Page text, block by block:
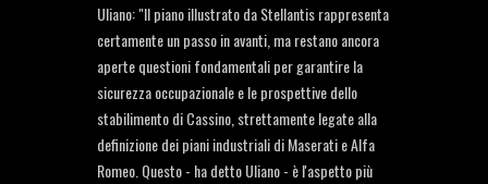
Uliano: "Il piano illustrato da Stellantis rappresenta
certamente un passo in avanti, ma restano ancora
aperte questioni fondamentali per garantire la
sicurezza occupazionale e le prospettive dello
stabilimento di Cassino, strettamente legate alla
definizione dei piani industriali di Maserati e Alfa
Romeo. Questo - ha detto Uliano - è l'aspetto più